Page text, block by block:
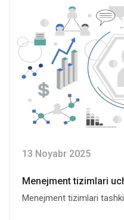
13 Noyabr 2025
Menejment tizimlari
Menejment tizimlari